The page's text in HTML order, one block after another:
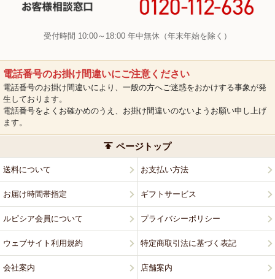
受付時間 10:00～18:00 年中無休（年末年始を除く）
電話番号のお掛け間違いにご注意ください
電話番号のお掛け間違いにより、一般の方へご迷惑をおかけする事象が発
生しております。
電話番号をよくお確かめのうえ、お掛け間違いのないようお願い申し上げ
ます。
ページトップ
送料について お支払い方法
お届け時間帯指定 ギフトサービス
ルピシア会員について プライバシーポリシー
ウェブサイト利用規約 特定商取引法に基づく表記
会社案内 店舗案内